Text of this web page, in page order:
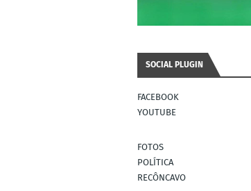
SOCIAL PLUGIN
FACEBOOK
YOUTUBE
FOTOS
POLÍTICA
RECÔNCAVO